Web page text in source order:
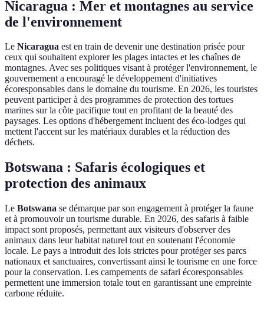
Nicaragua : Mer et montagnes au service
de l'environnement
Le Nicaragua est en train de devenir une destination prisée pour
ceux qui souhaitent explorer les plages intactes et les chaînes de
montagnes. Avec ses politiques visant à protéger l'environnement, le
gouvernement a encouragé le développement d'initiatives
écoresponsables dans le domaine du tourisme. En 2026, les touristes
peuvent participer à des programmes de protection des tortues
marines sur la côte pacifique tout en profitant de la beauté des
paysages. Les options d'hébergement incluent des éco-lodges qui
mettent l'accent sur les matériaux durables et la réduction des
déchets.
Botswana : Safaris écologiques et
protection des animaux
Le Botswana se démarque par son engagement à protéger la faune
et à promouvoir un tourisme durable. En 2026, des safaris à faible
impact sont proposés, permettant aux visiteurs d'observer des
animaux dans leur habitat naturel tout en soutenant l'économie
locale. Le pays a introduit des lois strictes pour protéger ses parcs
nationaux et sanctuaires, convertissant ainsi le tourisme en une force
pour la conservation. Les campements de safari écoresponsables
permettent une immersion totale tout en garantissant une empreinte
carbone réduite.